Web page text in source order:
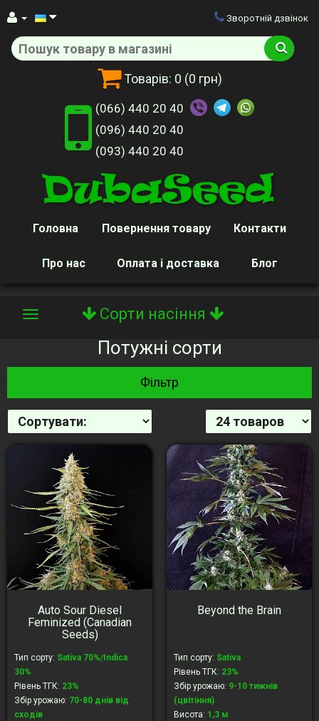
Товарів: 0 (0 грн)
Зворотній дзвінок
(066) 440 20 40
(096) 440 20 40
(093) 440 20 40
Головна Повернення товару Контакти
Про нас Оплата і доставка Блог
Сорти насіння
Toggle
Потужні сорти
Фільтр
Auto Sour Diesel
Feminized (Canadian
Seeds)
Тип сорту: Sativa 70%/Indica
30%
Рівень ТГК: 23%
Збір урожаю: 70-80 днів від
сходів
Beyond the Brain
Тип сорту: Sativa
Рівень ТГК: 23%
Збір урожаю: 9-10 тижнів
(цвітіння)
Висота: 1,3 м